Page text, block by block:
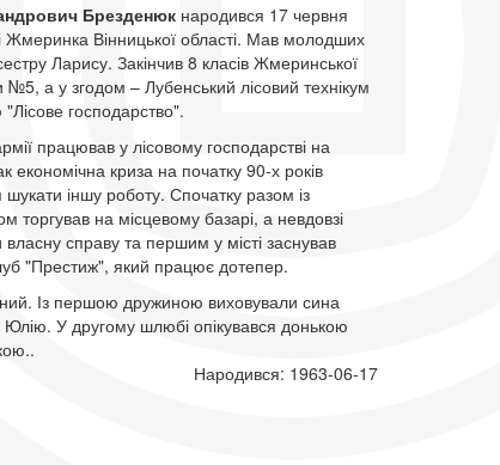
Брезденюк народився 17 червня
Жмеринка Вінницької області. Мав молодших
Ларису. Закінчив 8 класів Жмеринської
а у згодом – Лубенський лісовий технікум
"Лісове господарство".
працював у лісовому господарстві на
економічна криза на початку 90-х років
іншу роботу. Спочатку разом із
торгував на місцевому базарі, а невдовзі
власну справу та першим у місті заснував
"Престиж", який працює дотепер.
Із першою дружиною виховували сина
Юлію. У другому шлюбі опікувався донькою
Народився: 1963-06-17